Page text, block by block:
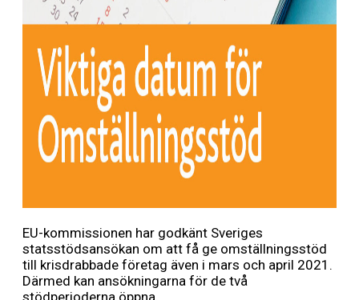
EU-kommissionen har godkänt Sveriges
statsstödsansökan om att få ge omställningsstöd
till krisdrabbade företag även i mars och april 2021.
Därmed kan ansökningarna för de två